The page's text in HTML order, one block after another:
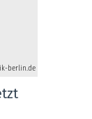
berlin.de